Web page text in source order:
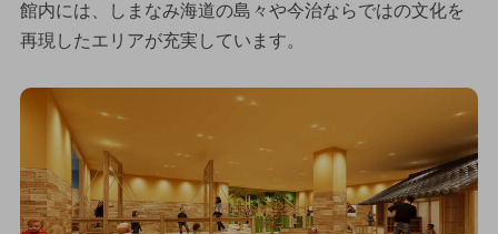
館内には、しまなみ海道の島々や今治ならではの文化を
再現したエリアが充実しています。